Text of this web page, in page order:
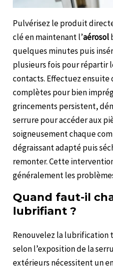
Pulvérisez le produit
clé en maintenant l’aérosol
quelques minutes puis
plusieurs fois pour répartir
contacts. Effectuez
complètes pour bien
grincements persistent,
serrure pour accéder aux
soigneusement chaque
dégraissant adapté puis
remonter. Cette
généralement les
Quand faut-il
lubrifiant ?
Renouvelez la lubrification
selon l’exposition de la
extérieurs nécessitent un